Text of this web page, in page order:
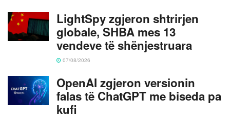
LightSpy zgjeron shtrirjen
globale, SHBA mes 13
vendeve të shënjestruara
07/08/2026
OpenAI zgjeron versionin
falas të ChatGPT me biseda pa
kufi